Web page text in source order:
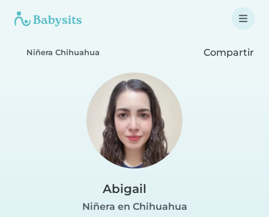
Niñera Chihuahua Compartir
Abigail
Niñera en Chihuahua